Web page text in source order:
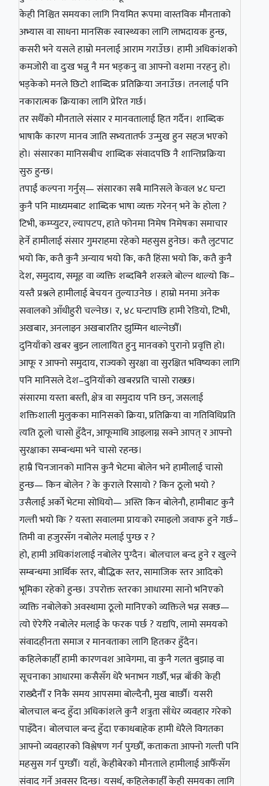
केही निश्चित समयका लागि नियमित रूपमा वास्तविक मौनताको
अभ्यास वा साधना मानसिक स्वास्थ्यका लागि लाभदायक हुन्छ,
कसरी भने यसले हाम्रो मनलाई आराम गराउँछ। हामी अधिकांशको
कमजोरी वा दुःख भन्नु नै मन भड्कनु वा आफ्नो वशमा नरहनु हो।
भड्केको मनले छिटो शाब्दिक प्रतिक्रिया जनाउँछ। तनलाई पनि
नकारात्मक क्रियाका लागि प्रेरित गर्छ।
तर सधैँको मौनताले संसार र मानवतालाई हित गर्दैन। शाब्दिक
भाषाकै कारण मानव जाति सभ्यतातर्फ उन्मुख हुन सहज भएको
हो। संसारका मानिसबीच शाब्दिक संवादपछि नै शान्तिप्रक्रिया
सुरु हुन्छ।
तपाईं कल्पना गर्नुस्— संसारका सबै मानिसले केवल ४८ घन्टा
कुनै पनि माध्यमबाट शाब्दिक भाषा व्यक्त गरेनन् भने के होला ?
टिभी, कम्प्युटर, ल्यापटप, हाते फोनमा निमेष निमेषका समाचार
हेर्ने हामीलाई संसार गुमराहमा रहेको महसुस हुनेछ। कतै लुटपाट
भयो कि, कतै कुनै अन्याय भयो कि, कतै हिंसा भयो कि, कतै कुनै
देश, समुदाय, समूह वा व्यक्ति शब्दबिनै शस्त्रले बोल्न थाल्यो कि–
यस्तै प्रश्नले हामीलाई बेचयन तुल्याउनेछ । हाम्रो मनमा अनेक
सवालको आँधीहुरी चल्नेछ। र, ४८ घन्टापछि हामी रेडियो, टिभी,
अखबार, अनलाइन अखबारतिर झुम्मिन थाल्नेछौँ।
दुनियाँको खबर बुझ्न लालायित हुनु मानवको पुरानो प्रवृत्ति हो।
आफू र आफ्नो समुदाय, राज्यको सुरक्षा वा सुरक्षित भविष्यका लागि
पनि मानिसले देश–दुनियाँको खबरप्रति चासो राख्छ।
संसारमा यस्ता बस्ती, क्षेत्र वा समुदाय पनि छन्, जसलाई
शक्तिशाली मुलुकका मानिसको क्रिया, प्रतिक्रिया वा गतिविधिप्रति
त्यति ठूलो चासो हुँदैन, आफूमाथि आइलाग्न सक्ने आपत् र आफ्नो
सुरक्षाका सम्बन्धमा भने चासो रहन्छ।
हाम्रै चिनजानको मानिस कुनै भेटमा बोलेन भने हामीलाई चासो
हुन्छ— किन बोलेन ? के कुराले रिसायो ? किन ठूलो भयो ?
उसैलाई अर्को भेटमा सोधियो— अस्ति किन बोलेनौ, हामीबाट कुनै
गल्ती भयो कि ? यस्ता सवालमा प्रायःको रमाइलो जवाफ हुने गर्छ–
तिमी वा हजुरसँग नबोलेर मलाई पुग्छ र ?
हो, हामी अधिकांशलाई नबोलेर पुग्दैन। बोलचाल बन्द हुने र खुल्ने
सम्बन्धमा आर्थिक स्तर, बौद्धिक स्तर, सामाजिक स्तर आदिको
भूमिका रहेको हुन्छ। उपरोक्त स्तरका आधारमा सानो भनिएको
व्यक्ति नबोलेको अवस्थामा ठूलो मानिएको व्यक्तिले भन्न सक्छ—
त्यो ऐरेगैरे नबोलेर मलाई के फरक पर्छ ? यद्यपि, लामो समयको
संवादहीनता समाज र मानवताका लागि हितकर हुँदैन।
कहिलेकाहीँ हामी कारणवश आवेगमा, वा कुनै गलत बुझाइ वा
सूचनाका आधारमा कसैसँग धेरै भनाभन गर्छौं, भन्न बाँकी केही
राख्दैनौँ र निकै समय आपसमा बोल्दैनौ, मुख बार्छौं। यसरी
बोलचाल बन्द हुँदा अधिकांशले कुनै शत्रुता साँधेर व्यवहार गरेको
पाइँदैन। बोलचाल बन्द हुँदा एकाधबाहेक हामी धेरैले विगतका
आफ्नो व्यवहारको विश्लेषण गर्न पुग्छौँ, कताकता आफ्नो गल्ती पनि
महसुस गर्न पुग्छौँ। यहाँ, केहीबेरको मौनताले हामीलाई आफैँसँग
संवाद गर्ने अवसर दिन्छ। यसर्थ, कहिलेकाहीँ केही समयका लागि